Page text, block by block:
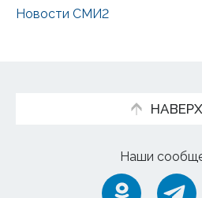
Новости СМИ2
НАВЕРХ
Наши